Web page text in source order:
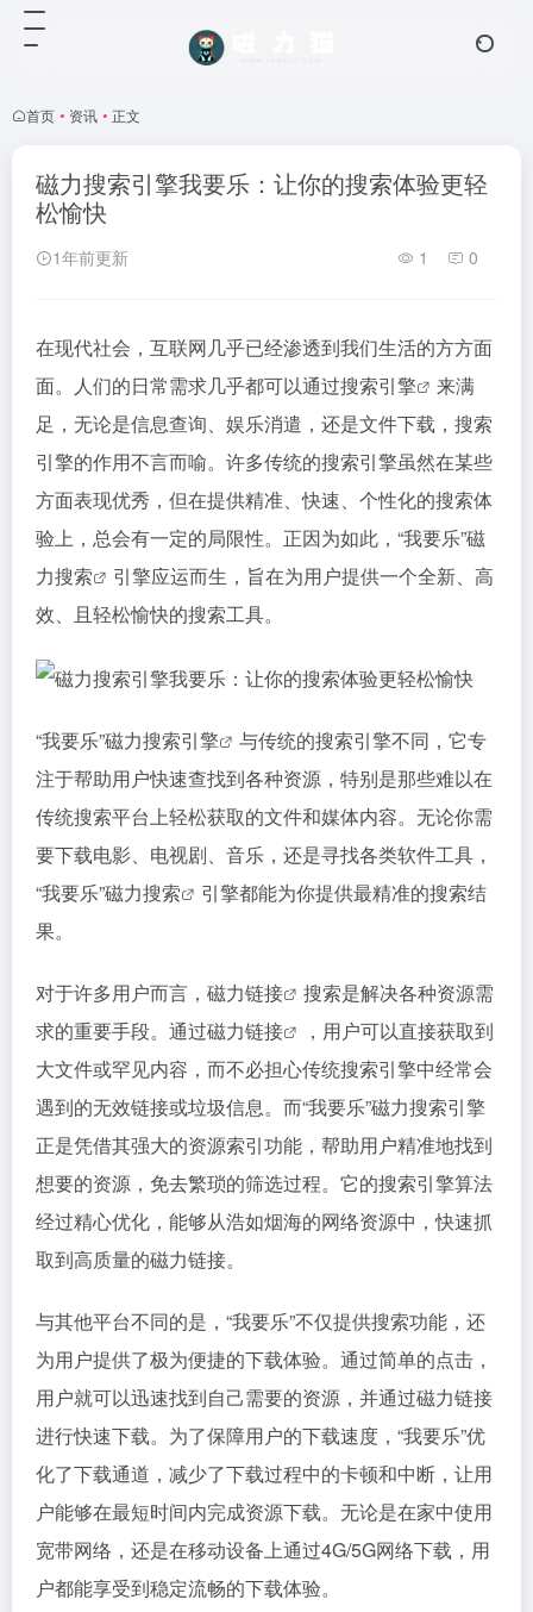
首页 • 资讯 • 正文
磁力搜索引擎我要乐：让你的搜索体验更轻
松愉快
1年前更新 1 0
在现代社会，互联网几乎已经渗透到我们生活的方方面
面。人们的日常需求几乎都可以通过搜索引擎
来满
足，无论是信息查询、娱乐消遣，还是文件下载，搜索
引擎的作用不言而喻。许多传统的搜索引擎虽然在某些
方面表现优秀，但在提供精准、快速、个性化的搜索体
验上，总会有一定的局限性。正因为如此，“我要乐”磁
力搜索
引擎应运而生，旨在为用户提供一个全新、高
效、且轻松愉快的搜索工具。
“我要乐”磁力搜索引擎
与传统的搜索引擎不同，它专
注于帮助用户快速查找到各种资源，特别是那些难以在
传统搜索平台上轻松获取的文件和媒体内容。无论你需
要下载电影、电视剧、音乐，还是寻找各类软件工具，
“我要乐”磁力搜索
引擎都能为你提供最精准的搜索结
果。
对于许多用户而言， 磁力链接
搜索是解决各种资源需
求的重要手段。通过磁力链接
，用户可以直接获取到
大文件或罕见内容，而不必担心传统搜索引擎中经常会
遇到的无效链接或垃圾信息。而“我要乐”磁力搜索引擎
正是凭借其强大的资源索引功能，帮助用户精准地找到
想要的资源，免去繁琐的筛选过程。它的搜索引擎算法
经过精心优化，能够从浩如烟海的网络资源中，快速抓
取到高质量的磁力链接。
与其他平台不同的是，“我要乐”不仅提供搜索功能，还
为用户提供了极为便捷的下载体验。通过简单的点击，
用户就可以迅速找到自己需要的资源，并通过磁力链接
进行快速下载。为了保障用户的下载速度，“我要乐”优
化了下载通道，减少了下载过程中的卡顿和中断，让用
户能够在最短时间内完成资源下载。无论是在家中使用
宽带网络，还是在移动设备上通过4G/5G网络下载，用
户都能享受到稳定流畅的下载体验。